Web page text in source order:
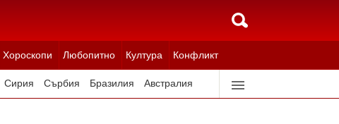
Хороскопи Любопитно Култура Конфликт
Сирия Сърбия Бразилия Австралия